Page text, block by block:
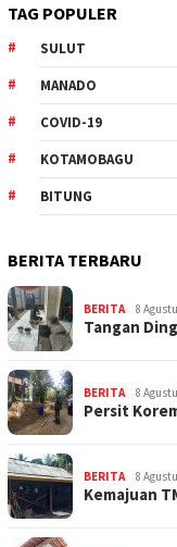
TAG POPULER
SULUT
MANADO
COVID-19
KOTAMOBAGU
BITUNG
BERITA TERBARU
BERITA 8
Tangan
BERITA 8
Persit
BERITA 8
Kemajuan